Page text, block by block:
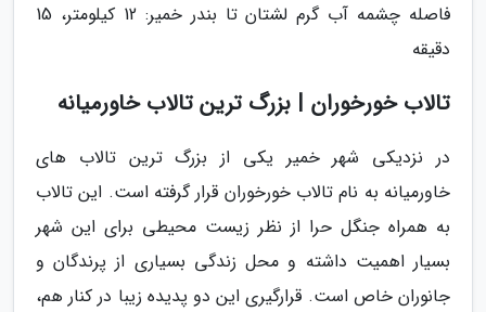
فاصله چشمه آب گرم لشتان تا بندر خمیر: 12 کیلومتر، 15
دقیقه
تالاب خورخوران | بزرگ ترین تالاب خاورمیانه
در نزدیکی شهر خمیر یکی از بزرگ ترین تالاب های
خاورمیانه به نام تالاب خورخوران قرار گرفته است. این تالاب
به همراه جنگل حرا از نظر زیست محیطی برای این شهر
بسیار اهمیت داشته و محل زندگی بسیاری از پرندگان و
جانوران خاص است. قرارگیری این دو پدیده زیبا در کنار هم،